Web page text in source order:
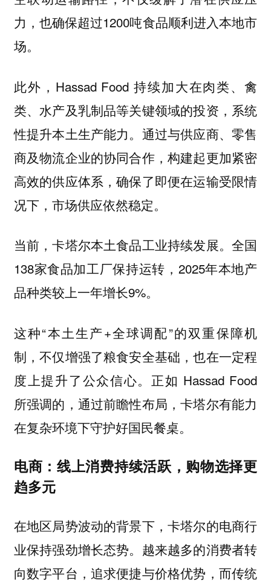
力，也确保超过1200吨食品顺利进入本地市
场。
此外，Hassad Food 持续加大在肉类、禽
类、水产及乳制品等关键领域的投资，系统
性提升本土生产能力。通过与供应商、零售
商及物流企业的协同合作，构建起更加紧密
高效的供应体系，确保了即便在运输受限情
况下，市场供应依然稳定。
当前，卡塔尔本土食品工业持续发展。全国
138家食品加工厂保持运转，2025年本地产
品种类较上一年增长9%。
这种“本土生产+全球调配”的双重保障机
制，不仅增强了粮食安全基础，也在一定程
度上提升了公众信心。正如 Hassad Food
所强调的，通过前瞻性布局，卡塔尔有能力
在复杂环境下守护好国民餐桌。
电商：线上消费持续活跃，购物选择更
趋多元
在地区局势波动的背景下，卡塔尔的电商行
业保持强劲增长态势。越来越多的消费者转
向数字平台，追求便捷与价格优势，而传统